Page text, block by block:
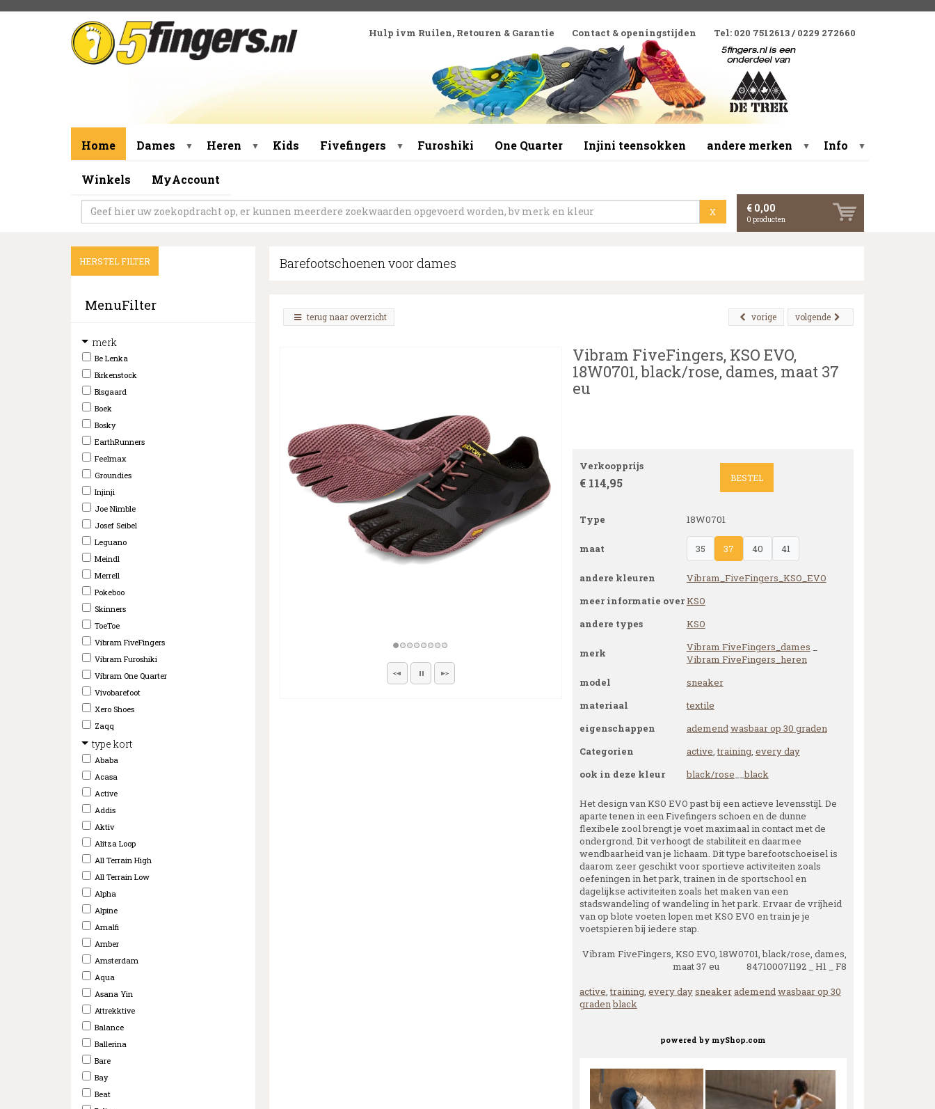
Hulp ivm Ruilen, Retouren & Garantie Contact & openingstijden Tel: 020 7512613 / 0229 272660
Home Dames ▼ Heren ▼ Kids Fivefingers ▼ Furoshiki One Quarter Injini teensokken andere merken ▼ Info ▼
Winkels MyAccount
X € 0,00
0 producten
HERSTEL FILTER
MenuFilter
merk
Be Lenka
Birkenstock
Bisgaard
Boek
Bosky
EarthRunners
Feelmax
Groundies
Injinji
Joe Nimble
Josef Seibel
Leguano
Meindl
Merrell
Pokeboo
Skinners
ToeToe
Vibram FiveFingers
Vibram Furoshiki
Vibram One Quarter
Vivobarefoot
Xero Shoes
Zaqq
type kort
Ababa
Acasa
Active
Addis
Aktiv
Alitza Loop
All Terrain High
All Terrain Low
Alpha
Alpine
Amalfi
Amber
Amsterdam
Aqua
Asana Yin
Attrekktive
Balance
Ballerina
Bare
Bay
Beat
Barefootschoenen voor dames
terug naar overzicht volgende
vorige
Vibram FiveFingers, KSO EVO,
18W0701, black/rose, dames, maat 37
eu
Verkoopprijs
€ 114,95 BESTEL
Type 18W0701
maat 35 37 40 41
andere kleuren
Vibram_FiveFingers_KSO_EVO
meer informatie overKSO
andere types
KSO
merk Vibram FiveFingers_dames
Vibram FiveFingers_heren
model
sneaker
materiaal
textile
eigenschappen
ademendwasbaar op 30 graden
Categorien
active,training, every day
ook in deze kleur
black/rose __black
Het design van KSO EVO past bij een actieve levensstijl. De
aparte tenen in een Fivefingers schoen en de dunne
flexibele zool brengt je voet maximaal in contact met de
ondergrond. Dit verhoogt de stabiliteit en daarmee
wendbaarheid van je lichaam. Dit type barefootschoeisel is
daarom zeer geschikt voor sportieve activiteiten zoals
oefeningen in het park, trainen in de sportschool en
dagelijkse activiteiten zoals het maken van een
stadswandeling of wandeling in het park. Ervaar de vrijheid
van op blote voeten lopen met KSO EVO en train je je
voetspieren bij iedere stap.
Vibram FiveFingers, KSO EVO, 18W0701, black/rose, dames,
maat 37 eu 847100071192 _ H1 _ F8
active,training, every daysneakerademendwasbaar op 30
gradenblack
powered by myShop.com